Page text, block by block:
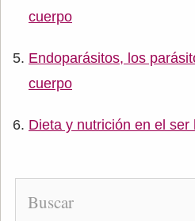
cuerpo
Endoparásitos, los
cuerpo
Dieta y nutrición en el ser
Buscar